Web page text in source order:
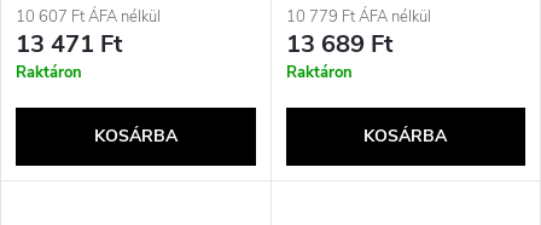
10 607 Ft ÁFA nélkül
13 471 Ft
Raktáron
KOSÁRBA
Gen 1) fekete, kék
10 779 Ft ÁFA nélkül
13 689 Ft
Raktáron
KOSÁRBA